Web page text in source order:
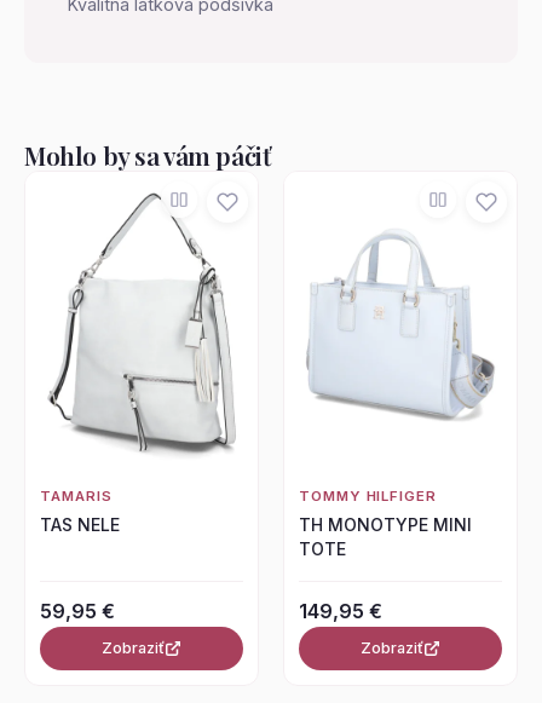
Kvalitná látková podšívka
Mohlo by sa vám páčiť
TAMARIS
TAS NELE
59,95 €
Zobraziť
TOMMY HILFIGER
TH MONOTYPE MINI
TOTE
149,95 €
Zobraziť